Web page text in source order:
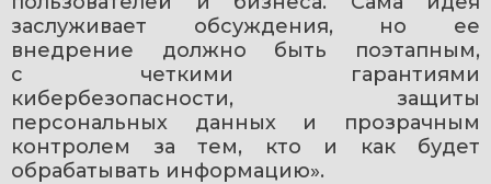
заслуживает обсуждения, но ее
внедрение должно быть поэтапным,
с четкими гарантиями
кибербезопасности, защиты
персональных данных и прозрачным
контролем за тем, кто и как будет
обрабатывать информацию».